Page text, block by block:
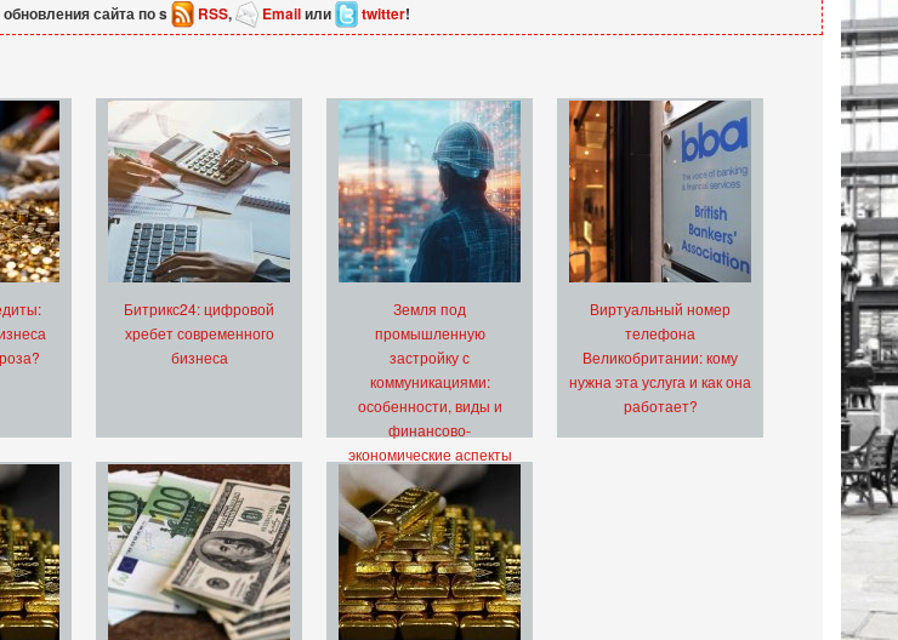
сайта по s RSS, Emailили twitter!
Битрикс24: цифровой
хребет современного
бизнеса
Земля под
промышленную
застройку с
коммуникациями:
особенности, виды и
финансово-
экономические аспекты
Виртуальный номер
телефона
Великобритании: кому
нужна эта услуга и как она
работает?